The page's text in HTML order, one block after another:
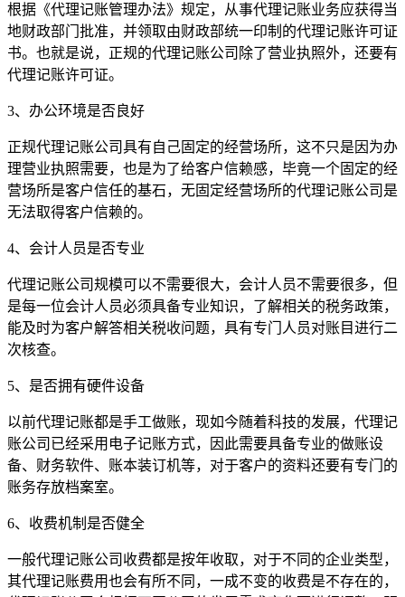
根据《代理记账管理办法》规定，从事代理记账业务应获得当
地财政部门批准，并领取由财政部统一印制的代理记账许可证
书。也就是说，正规的代理记账公司除了营业执照外，还要有
代理记账许可证。
3、办公环境是否良好
正规代理记账公司具有自己固定的经营场所，这不只是因为办
理营业执照需要，也是为了给客户信赖感，毕竟一个固定的经
营场所是客户信任的基石，无固定经营场所的代理记账公司是
无法取得客户信赖的。
4、会计人员是否专业
代理记账公司规模可以不需要很大，会计人员不需要很多，但
是每一位会计人员必须具备专业知识，了解相关的税务政策，
能及时为客户解答相关税收问题，具有专门人员对账目进行二
次核查。
5、是否拥有硬件设备
以前代理记账都是手工做账，现如今随着科技的发展，代理记
账公司已经采用电子记账方式，因此需要具备专业的做账设
备、财务软件、账本装订机等，对于客户的资料还要有专门的
账务存放档案室。
6、收费机制是否健全
一般代理记账公司收费都是按年收取，对于不同的企业类型，
其代理记账费用也会有所不同，一成不变的收费是不存在的，